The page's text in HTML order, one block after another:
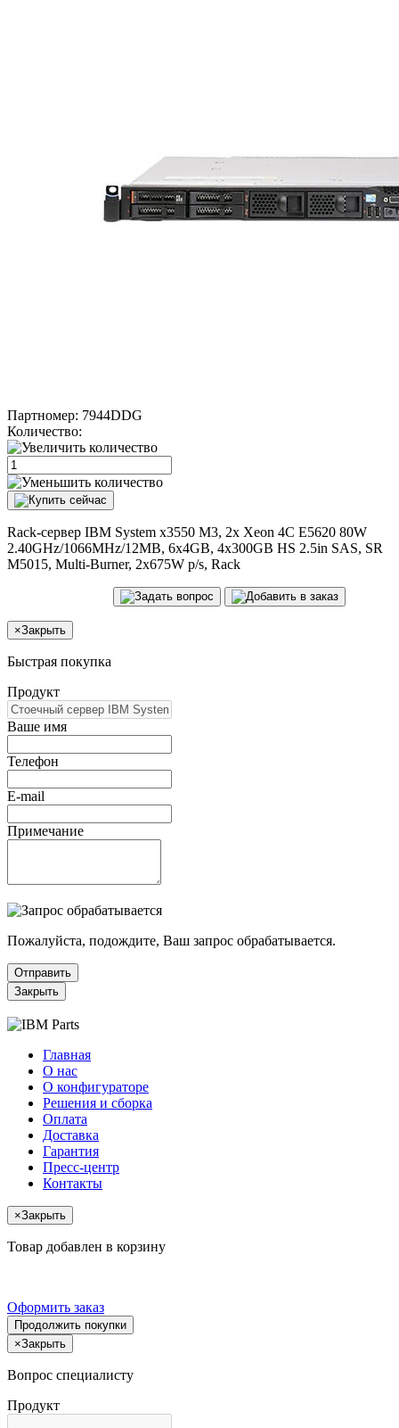
Партномер: 7944DDG
Количество:
Rack-сервер IBM System x3550 M3, 2x Xeon 4C E5620 80W
2.40GHz/1066MHz/12MB, 6x4GB, 4x300GB HS 2.5in SAS, SR
M5015, Multi-Burner, 2x675W p/s, Rack
×Закрыть
Быстрая покупка
Продукт
Ваше имя
Телефон
E-mail
Примечание
Пожалуйста, подождите, Ваш запрос обрабатывается.
Отправить
Закрыть
Главная
О нас
О конфигураторе
Решения и сборка
Оплата
Доставка
Гарантия
Пресс-центр
Контакты
×Закрыть
Товар добавлен в корзину
Оформить заказ
Продолжить покупки
×Закрыть
Вопрос специалисту
Продукт